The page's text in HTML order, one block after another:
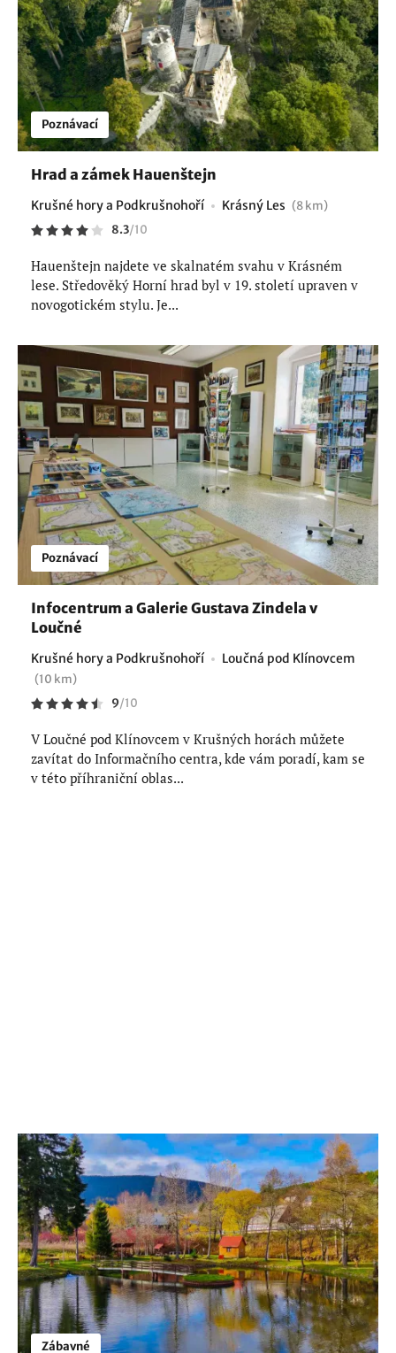
Poznávací
Hrad a zámek Hauenštejn
Krušné hory a Podkrušnohoří Krásný Les (8 km)
8.3/10
Hauenštejn najdete ve skalnatém svahu v Krásném
lese. Středověký Horní hrad byl v 19. století upraven v
novogotickém stylu. Je...
Poznávací
Infocentrum a Galerie Gustava Zindela v
Loučné
Krušné hory a Podkrušnohoří Loučná pod Klínovcem
(10 km)
9/10
V Loučné pod Klínovcem v Krušných horách můžete
zavítat do Informačního centra, kde vám poradí, kam se
v této příhraniční oblas...
Zábavné